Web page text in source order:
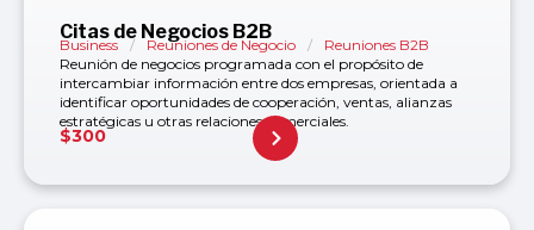
Citas de Negocios B2B
Business / Reuniones de Negocio /
Reuniones B2B
Reunión de negocios programada con el propósito de
intercambiar información entre dos empresas, orientada a
identificar oportunidades de cooperación, ventas, alianzas
estratégicas u otras relaciones comerciales.
$300